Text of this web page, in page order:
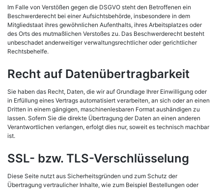
Im Falle von Verstößen gegen die DSGVO steht den Betroffenen ein
Beschwerderecht bei einer Aufsichtsbehörde, insbesondere in dem
Mitgliedstaat ihres gewöhnlichen Aufenthalts, ihres Arbeitsplatzes oder
des Orts des mutmaßlichen Verstoßes zu. Das Beschwerderecht besteht
unbeschadet anderweitiger verwaltungsrechtlicher oder gerichtlicher
Rechtsbehelfe.
Recht auf Datenübertragbarkeit
Sie haben das Recht, Daten, die wir auf Grundlage Ihrer Einwilligung oder
in Erfüllung eines Vertrags automatisiert verarbeiten, an sich oder an einen
Dritten in einem gängigen, maschinenlesbaren Format aushändigen zu
lassen. Sofern Sie die direkte Übertragung der Daten an einen anderen
Verantwortlichen verlangen, erfolgt dies nur, soweit es technisch machbar
ist.
SSL- bzw. TLS-Verschlüsselung
Diese Seite nutzt aus Sicherheitsgründen und zum Schutz der
Übertragung vertraulicher Inhalte, wie zum Beispiel Bestellungen oder